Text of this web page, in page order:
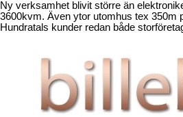
Ny verksamhet blivit större än
3600kvm. Även ytor utomhus tex 350m
Hundratals kunder redan både